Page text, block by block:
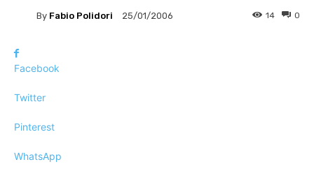
By Fabio Polidori 25/01/2006 0
14
Facebook
Twitter
Pinterest
WhatsApp